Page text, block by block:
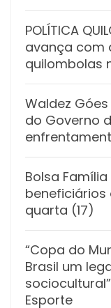
POLÍTICA
avança com
quilombolas
Waldez
do Governo
Bolsa
quarta (17)
“Copa do
Brasil um
Esporte